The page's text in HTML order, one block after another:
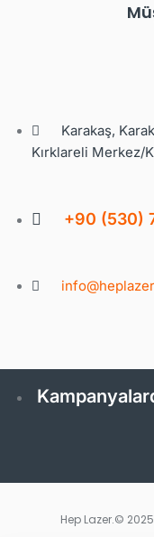
Karakaş,
Kırklareli Merkez/
+90 (530)
Hep Lazer.©